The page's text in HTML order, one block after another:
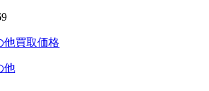
他買取価格
他